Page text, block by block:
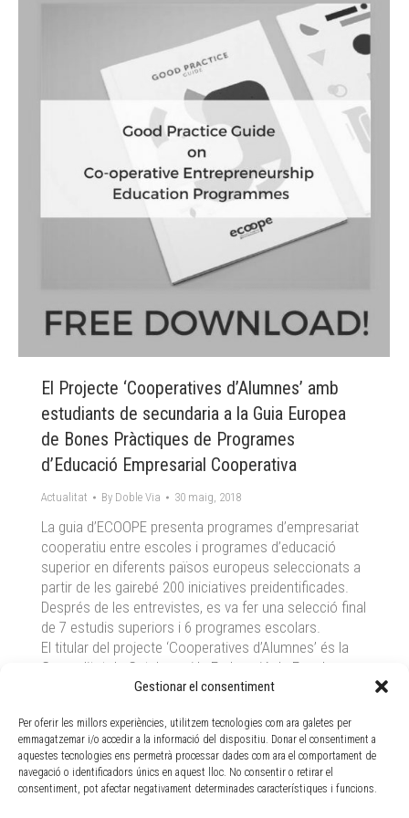
Gestionar el consentiment
Per oferir les millors experiències, utilitzem tecnologies com ara galetes per
emmagatzemar i/o accedir a la informació del dispositiu. Donar el consentiment a
aquestes tecnologies ens permetrà processar dades com ara el comportament de
navegació o identificadors únics en aquest lloc. No consentir o retirar el
consentiment, pot afectar negativament determinades característiques i funcions.
El Projecte ‘Cooperatives d’Alumnes’ amb
estudiants de secundaria a la Guia Europea
de Bones Pràctiques de Programes
d’Educació Empresarial Cooperativa
Actualitat By Doble Via 30 maig, 2018
La guia d’ECOOPE presenta programes d’empresariat
cooperatiu entre escoles i programes d’educació
superior en diferents països europeus seleccionats a
partir de les gairebé 200 iniciatives preidentificades.
Després de les entrevistes, es va fer una selecció final
de 7 estudis superiors i 6 programes escolars.
El titular del projecte ‘Cooperatives d’Alumnes’ és la
Generalitat de Catalunya i la Federació de Escoles
Cooperatives de Catalunya (que consta de 40 escoles
gestiona el programa, fa la visita a les escoles i la
formació a professors i alumnes. El finançament
prové de la Generalitat i forma part del programa
Aracoop que vol promoure cooperatives de manera